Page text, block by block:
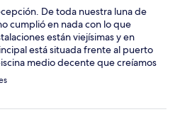
De toda nuestra luna de
cumplió en nada con lo que
están viejísimas y en
está situada frente al puerto
medio decente que creíamos
la promocionan en todos
Google) NO ES ACCESIBLE
hotel y ni se puede usar. Me
y está mediocre. En 6 día